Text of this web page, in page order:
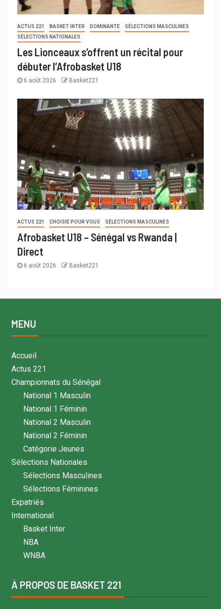
ACTUS 221 BASKET INTER DOMINANTE
SÉLECTIONS MASCULINES
SÉLECTIONS NATIONALES
Les Lionceaux s’offrent un récital pour
débuter l’Afrobasket U18
6 août 2026 Basket221
ACTUS 221 CHOISIE POUR VOUS SÉLECTIONS MASCULINES
Afrobasket U18 – Sénégal vs Rwanda |
Direct
6 août 2026 Basket221
MENU
Accueil
Actus 221
Championnats du Sénégal
National 1 Masculin
National 1 Féminin
National 2 Masculin
National 2 Féminin
Catégorie Jeunes
Sélections Nationales
Sélections Masculines
Sélections Féminines
Expatriés
International
Basket Inter
NBA
WNBA
À PROPOS DE BASKET 221